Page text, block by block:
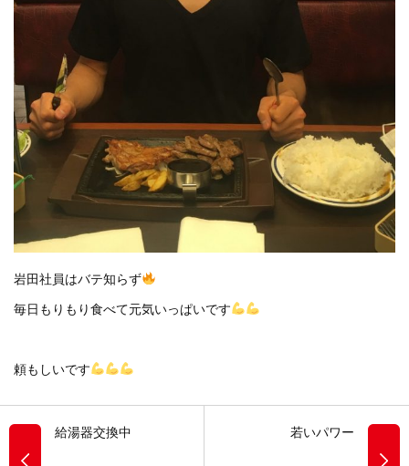
岩田社員はバテ知らず
毎日もりもり食べて元気いっぱいです
頼もしいです
給湯器交換中 若いパワー